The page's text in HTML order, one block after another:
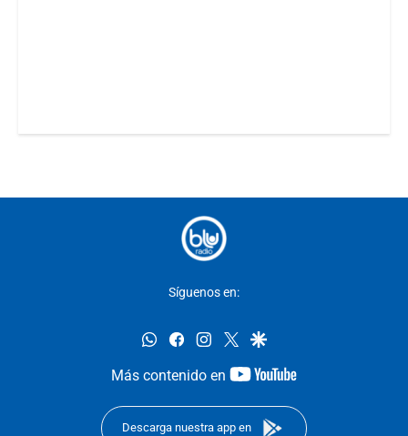
Síguenos en:
whatsappfacebookinstagram
twittergoogle
Más contenido en
youtube-
Descarga nuestra app en